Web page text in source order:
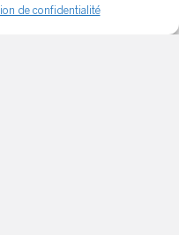
de confidentialité
commercial est au